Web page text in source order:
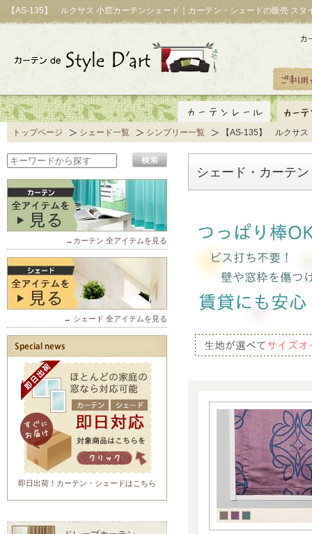
【AS-135】 ルクサス 小窓カーテンシェード｜カーテン・シェードの販売 スタ
トップページ シェード一覧 シンプリー一覧 【AS-135】 ルクサス
シェード・カーテ
→カーテン 全アイテムを見る
→ シェード 全アイテムを見る
即日出荷！カーテン・シェードはこちら